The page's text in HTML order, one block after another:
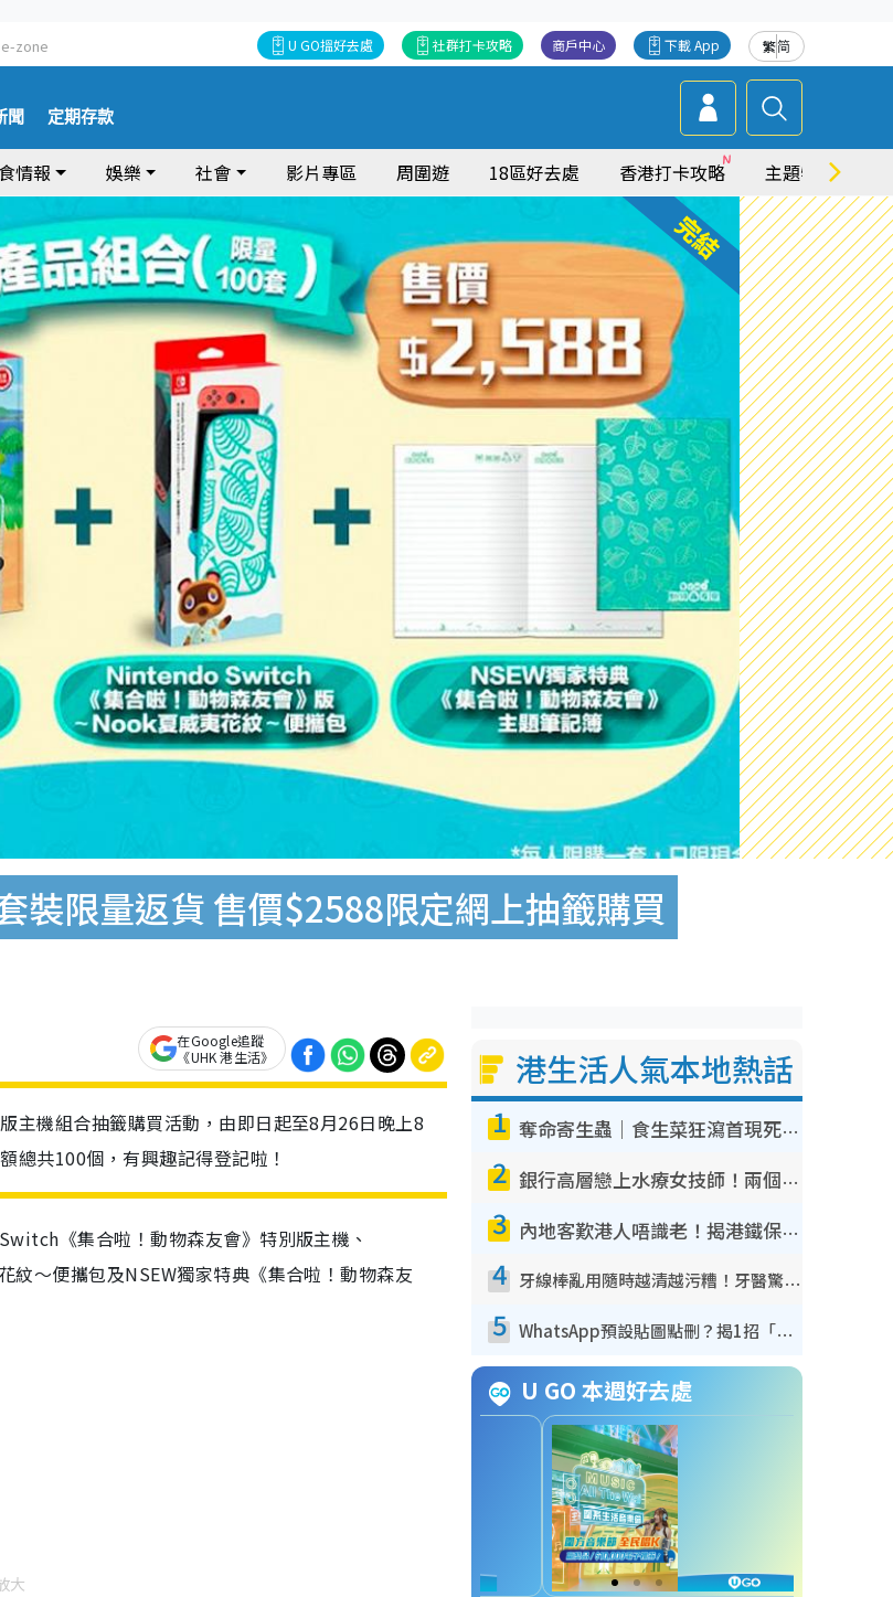
e-zone 繁简
下載 App
商戶中心
社群打卡攻略
U GO搵好去處
聞 定期存款
情報 娛樂 社會 影片專區 周圍遊 18區好去處 香港打卡攻略 主題特集
裝限量返貨 售價$2588限定網上抽籤購買
在Google追蹤
《UHK 港生活》
機組合抽籤購買活動，由即日起至8月26日晚上8
總共100個，有興趣記得登記啦！
《集合啦！動物森友會》特別版主機、
紋～便攜包及NSEW獨家特典《集合啦！動物森友
大
港生活人氣本地熱話
1 奪命寄生蟲｜食生菜狂瀉首現死者！疫潮惡化錄1.8萬宗病例 揭洗菜3大謬誤
2 銀行高層戀上水療女技師！兩個月借128萬驚覺「沉船」沉落火海 揭背後疑似邪教操控賣淫
3 內地客歎港人唔識老！揭港鐵保鮮級冷氣 港人求放過：咪投訴
4 牙線棒亂用隨時越清越污糟！牙醫驚揭盲目過戶細菌恐致蛀牙：呢種先係日常真保養
5 WhatsApp預設貼圖點刪？揭1招「反向操作」還原簡潔介面 附3步實測教學
U GO 本週好去處